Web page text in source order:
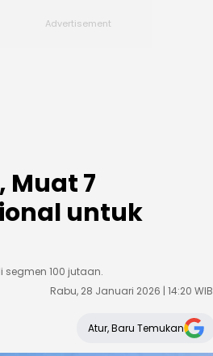
Muat 7
untuk
segmen 100 jutaan.
Rabu, 28 Januari 2026 | 14:20 WIB
Atur, Baru Temukan